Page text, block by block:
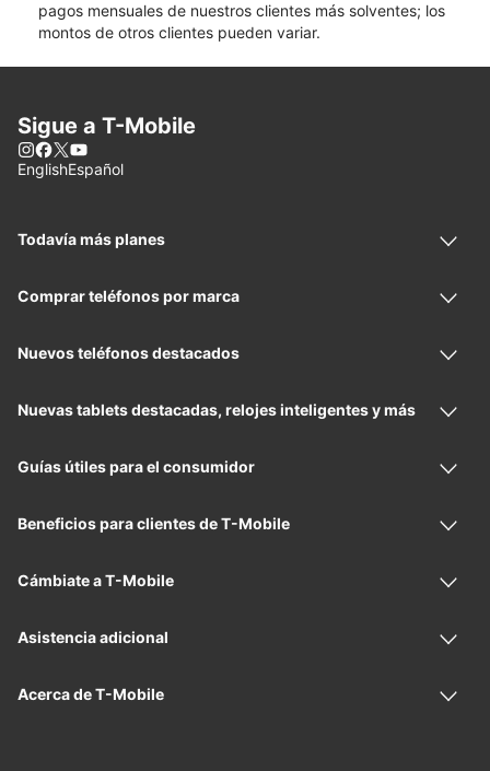
pagos mensuales de nuestros clientes más solventes; los
montos de otros clientes pueden variar.